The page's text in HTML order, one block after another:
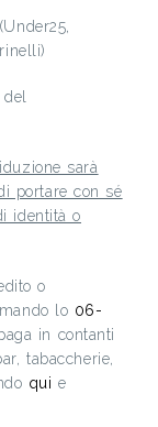
sarà
portare con sé
identità o
o
lo 06-
in contanti
tabaccherie,
qui e